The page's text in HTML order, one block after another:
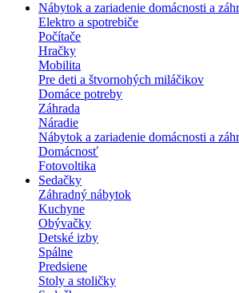
Nábytok a zariadenie domácnosti a
Elektro a spotrebiče
Počítače
Hračky
Mobilita
Pre deti a štvornohých miláčikov
Domáce potreby
Záhrada
Náradie
Nábytok a zariadenie domácnosti a
Domácnosť
Fotovoltika
Sedačky
Záhradný nábytok
Kuchyne
Obývačky
Detské izby
Spálne
Predsiene
Stoly a stoličky